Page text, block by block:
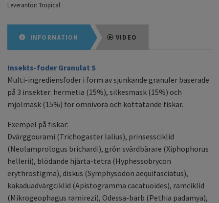
Leverantör: Tropical
INFORMATION VIDEO
Insekts-foder Granulat S
Multi-ingrediensfoder i form av sjunkande granuler baserade
på 3 insekter: hermetia (15%), silkesmask (15%) och
mjölmask (15%) för omnivora och köttätande fiskar.
Exempel på fiskar:
Dvärggourami (Trichogaster lalius), prinsessciklid
(Neolamprologus brichardi), grön svärdbärare (Xiphophorus
hellerii), blödande hjärta-tetra (Hyphessobrycon
erythrostigma), diskus (Symphysodon aequifasciatus),
kakaduadvärgciklid (Apistogramma cacatuoides), ramciklid
(Mikrogeophagus ramirezi), Odessa-barb (Pethia padamya),